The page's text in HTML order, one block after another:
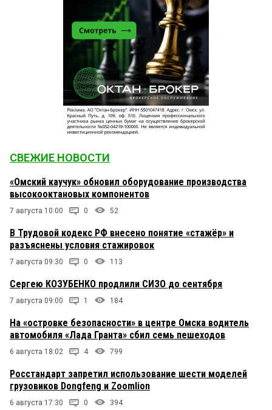
СВЕЖИЕ НОВОСТИ
«Омский каучук» обновил оборудование производства
высокооктановых компонентов
7 августа 10:00 0 52
В Трудовой кодекс РФ внесено понятие «стажёр» и
разъяснены условия стажировок
7 августа 09:30 0 113
Сергею КОЗУБЕНКО продлили СИЗО до сентября
7 августа 09:00 1 184
На «островке безопасности» в центре Омска водитель
автомобиля «Лада Гранта» сбил семь пешеходов
6 августа 18:02 4 799
Росстандарт запретил использование шести моделей
грузовиков Dongfeng и Zoomlion
6 августа 17:30 0 394